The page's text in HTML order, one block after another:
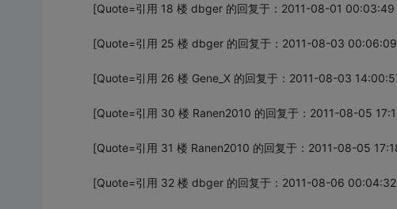
[Quote=引用 18 楼 dbger 的回复于：2011-08-01
[Quote=引用 25 楼 dbger 的回复于：2011-08-03
[Quote=引用 26 楼 Gene_X 的回复于：2011-08-03
[Quote=引用 30 楼 Ranen2010 的回复于：2011-08-05
[Quote=引用 31 楼 Ranen2010 的回复于：2011-08-05
[Quote=引用 32 楼 dbger 的回复于：2011-08-06